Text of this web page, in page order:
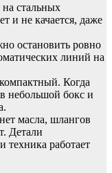
стальных
и не качается, даже
остановить ровно
линий на
Когда
небольшой бокс и
масла, шлангов
Детали
техника работает